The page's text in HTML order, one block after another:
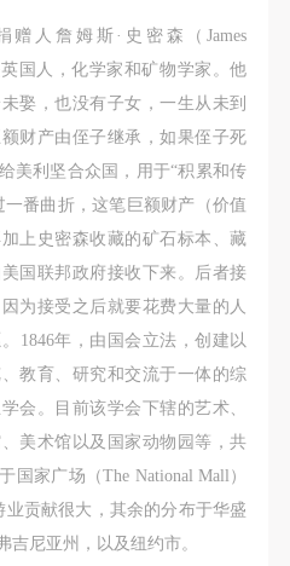
人詹姆斯·史密森（James
英国人，化学家和矿物学家。他
娶，也没有子女，一生从未到
财产由侄子继承，如果侄子死
美利坚合众国，用于“积累和传
番曲折，这笔巨额财产（价值
上史密森收藏的矿石标本、藏
国联邦政府接收下来。后者接
为接受之后就要花费大量的人
1846年，由国会立法，创建以
教育、研究和交流于一体的综
会。目前该学会下辖的艺术、
美术馆以及国家动物园等，共
国家广场（The National Mall）
业贡献很大，其余的分布于华盛
尼亚州，以及纽约市。
主动赔偿相应的经济损
人及美术馆将不承担人身
许可使用协议
法》、《中华人民共和国
院关于贯彻执行 《中华
问题的意见（试行）>的
方（甲方）和使用方（乙
方友好协商，甲乙双方就
达成如下一致协议：
肖像权人，自愿将自己的
议约定和法律规定的用
美术馆是一所具有标志
公共美术馆。中央美术学
主动赔偿相应的经济损
人及美术馆将不承担人身
许可使用协议
法》、《中华人民共和国
院关于贯彻执行 《中华
问题的意见（试行）>的
方（甲方）和使用方（乙
方友好协商，甲乙双方就
达成如下一致协议：
肖像权人，自愿将自己的
议约定和法律规定的用
美术馆是一所具有标志
公共美术馆。中央美术学
主动赔偿相应的经济损
人及美术馆将不承担人身
许可使用协议
法》、《中华人民共和国
院关于贯彻执行 《中华
问题的意见（试行）>的
方（甲方）和使用方（乙
方友好协商，甲乙双方就
达成如下一致协议：
肖像权人，自愿将自己的
议约定和法律规定的用
美术馆是一所具有标志
公共美术馆。中央美术学